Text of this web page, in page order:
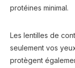
protéines minimal.
Les lentilles de
seulement vos
protègent